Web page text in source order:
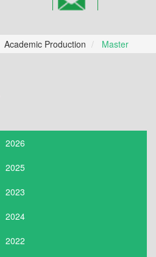
Academic Production Master
2026
2025
2023
2024
2022